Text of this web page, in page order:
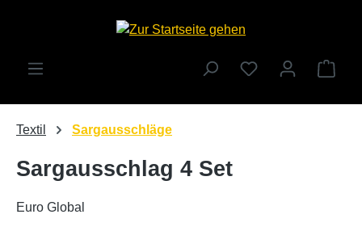
Zum Hauptinhalt springen
Textil Sargausschläge
Sargausschlag 4 Set
Euro Global